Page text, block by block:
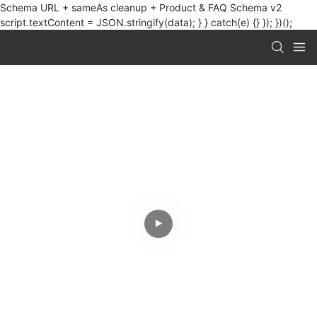
Schema URL + sameAs cleanup + Product & FAQ Schema v2
script.textContent = JSON.stringify(data); } } catch(e) {} }); })();